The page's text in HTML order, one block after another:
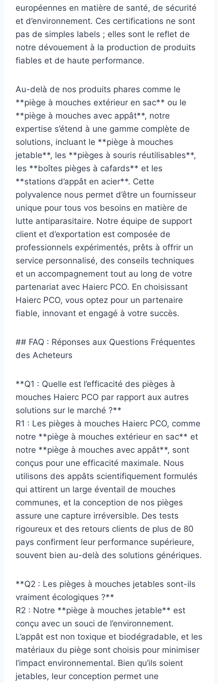
européennes en matière de santé, de sécurité
et d’environnement. Ces certifications ne sont
pas de simples labels ; elles sont le reflet de
notre dévouement à la production de produits
fiables et de haute performance.
Au-delà de nos produits phares comme le
**piège à mouches extérieur en sac** ou le
**piège à mouches avec appât**, notre
expertise s’étend à une gamme complète de
solutions, incluant le **piège à mouches
jetable**, les **pièges à souris réutilisables**,
les **boîtes pièges à cafards** et les
**stations d’appât en acier**. Cette
polyvalence nous permet d’être un fournisseur
unique pour tous vos besoins en matière de
lutte antiparasitaire. Notre équipe de support
client et d’exportation est composée de
professionnels expérimentés, prêts à offrir un
service personnalisé, des conseils techniques
et un accompagnement tout au long de votre
partenariat avec Haierc PCO. En choisissant
Haierc PCO, vous optez pour un partenaire
fiable, innovant et engagé à votre succès.
## FAQ : Réponses aux Questions Fréquentes
des Acheteurs
**Q1 : Quelle est l’efficacité des pièges à
mouches Haierc PCO par rapport aux autres
solutions sur le marché ?**
R1 : Les pièges à mouches Haierc PCO, comme
notre **piège à mouches extérieur en sac** et
notre **piège à mouches avec appât**, sont
conçus pour une efficacité maximale. Nous
utilisons des appâts scientifiquement formulés
qui attirent un large éventail de mouches
communes, et la conception de nos pièges
assure une capture irréversible. Des tests
rigoureux et des retours clients de plus de 80
pays confirment leur performance supérieure,
souvent bien au-delà des solutions génériques.
**Q2 : Les pièges à mouches jetables sont-ils
vraiment écologiques ?**
R2 : Notre **piège à mouches jetable** est
conçu avec un souci de l’environnement.
L’appât est non toxique et biodégradable, et les
matériaux du piège sont choisis pour minimiser
l’impact environnemental. Bien qu’ils soient
jetables, leur conception permet une